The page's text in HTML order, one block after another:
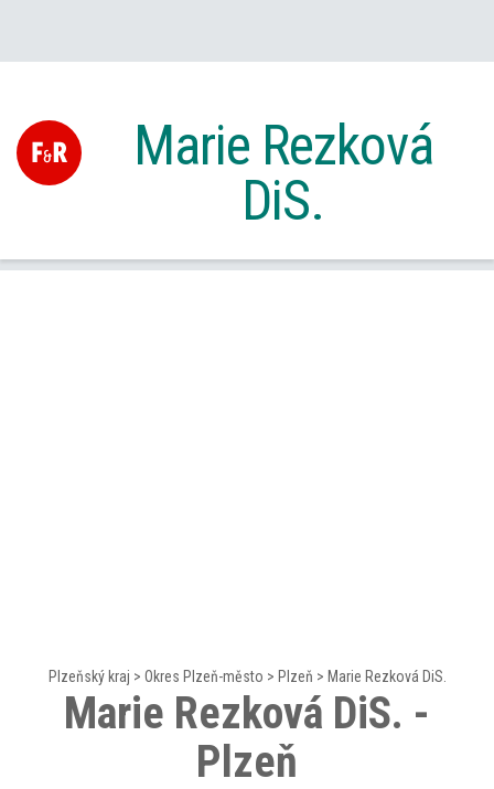
Marie Rezková
DiS.
Plzeňský kraj > Okres Plzeň-město > Plzeň > Marie Rezková DiS.
Marie Rezková DiS. -
Plzeň